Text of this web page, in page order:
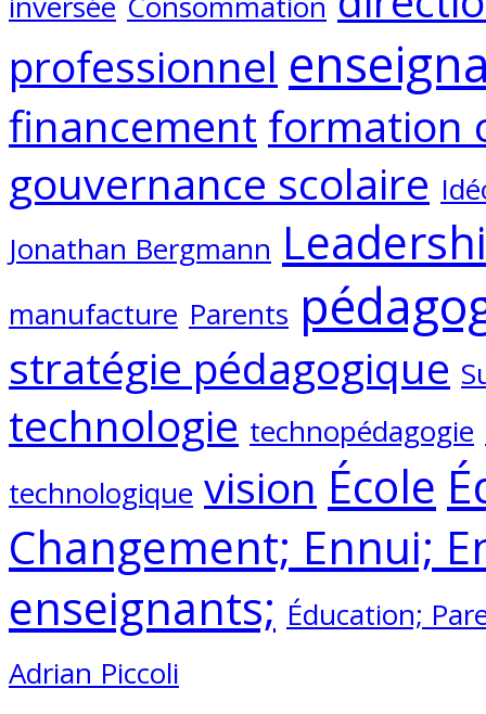
professionnel
financement formation
gouvernance scolaire
Jonathan Bergmann
manufacture Parents
stratégie pédagogique
technologie technopédagogie
technologique vision École
Changement; Ennui;
enseignants; Éducation;
Adrian Piccoli